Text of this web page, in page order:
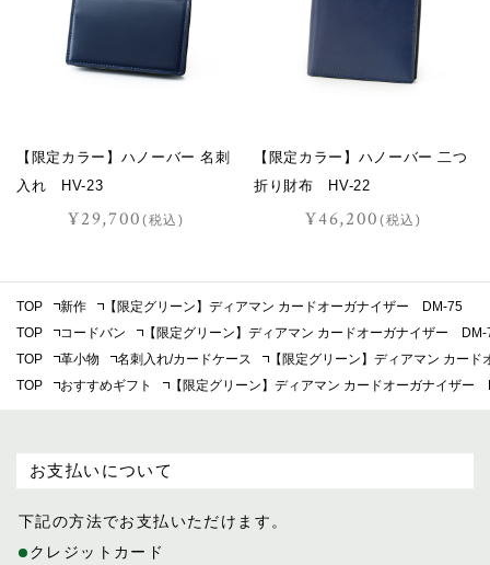
【限定カラー】ハノーバー 名刺
入れ HV-23
¥29,700(税込)
【限定カラー】ハノーバー 二つ
折り財布 HV-22
¥46,200(税込)
TOP 新作
【限定グリーン】ディアマン カードオーガナイザー DM-75
TOP
コードバン
【限定グリーン】ディアマン カードオーガナイザー DM-
TOP
革小物 名刺入れ/カードケース
【限定グリーン】ディアマン カー
TOP
おすすめギフト 【限定グリーン】ディアマン カードオーガナイザー
お支払いについて
下記の方法でお支払いただけます。
クレジットカード